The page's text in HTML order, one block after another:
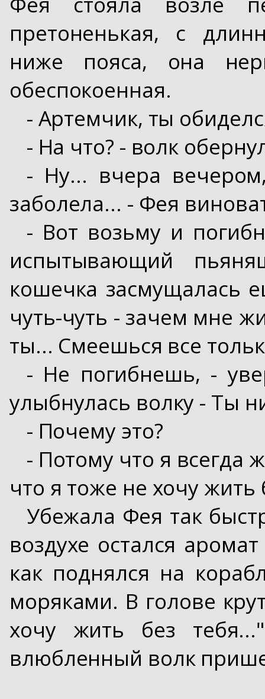
претоненькая, с
ниже пояса, она
обеспокоенная.
- Артемчик, ты
- На что? - волк
- Ну... вчера
заболела... - Фея
- Вот возьму и
испытывающий
кошечка засмущалась
чуть-чуть - зачем мне
ты... Смеешься все
- Не погибнешь, -
улыбнулась волку - Ты
- Почему это?
- Потому что я всегда
что я тоже не хочу жить
Убежала Фея так
воздухе остался
как поднялся на
моряками. В голове
хочу жить без
влюбленный волк